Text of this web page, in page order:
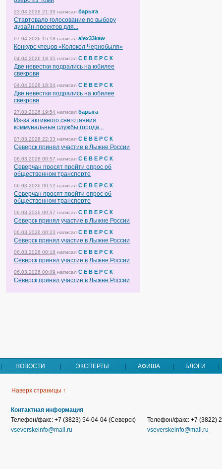
23.04.2026 21:39 написал барыга
Стартовало голосование по выбору
дизайн-проектов для...
07.04.2026 15:18 написал alex33kaw
Конкурс чтецов «Колокол Чернобыля»
04.04.2026 18:35 написал С Е В Е Р С К
Две невестки подрались на юбилее
свекрови
04.04.2026 18:34 написал С Е В Е Р С К
Две невестки подрались на юбилее
свекрови
27.03.2026 19:54 написал барыга
Из-за активного снеготаяния
коммунальные службы города...
07.03.2026 22:33 написал С Е В Е Р С К
Северск принял участие в Лыжне России
06.03.2026 00:57 написал С Е В Е Р С К
Северчан просят пройти опрос об
общественном транспорте
06.03.2026 00:52 написал С Е В Е Р С К
Северчан просят пройти опрос об
общественном транспорте
06.03.2026 00:37 написал С Е В Е Р С К
Северск принял участие в Лыжне России
06.03.2026 00:23 написал С Е В Е Р С К
Северск принял участие в Лыжне России
06.03.2026 00:18 написал С Е В Е Р С К
Северск принял участие в Лыжне России
06.03.2026 00:09 написал С Е В Е Р С К
Северск принял участие в Лыжне России
НОВОСТИ ЭКСПЕРТЫ АФИША БЛОГИ
Наверх страницы ↑
Контактная информация
Телефон/факс: +7 (3823) 54-04-04 (Северск)
vseverskeinfo@mail.ru
Телефон/факс: +7 (3822)
vseverskeinfo@mail.ru